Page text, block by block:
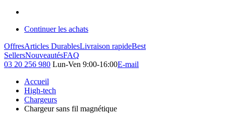
Continuer les achats
OffresArticles DurablesLivraison rapideBest
SellersNouveautésFAQ
03 20 256 980 Lun-Ven 9:00-16:00E-mail
Accueil
High-tech
Chargeurs
Chargeur sans fil magnétique